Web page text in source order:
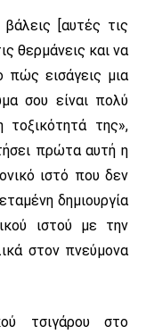
[αυτές τις
θερμάνεις και να
πώς εισάγεις μια
σου είναι πολύ
τοξικότητά της»,
πρώτα αυτή η
ιστό που δεν
δημιουργία
ιστού με την
στον πνεύμονα
τσιγάρου στο